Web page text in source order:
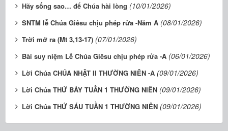
Hãy sống sao… để Chúa hài lòng (10/01/2026)
SNTM lễ Chúa Giêsu chịu phép rửa -Năm A (08/01/2026)
Trời mở ra (Mt 3,13-17) (07/01/2026)
Bài suy niệm Lễ Chúa Giêsu chịu phép rửa -A (06/01/2026)
Lời Chúa CHÚA NHẬT II THƯỜNG NIÊN -A (09/01/2026)
Lời Chúa THỨ BẢY TUẦN 1 THƯỜNG NIÊN (09/01/2026)
Lời Chúa THỨ SÁU TUẦN 1 THƯỜNG NIÊN (09/01/2026)